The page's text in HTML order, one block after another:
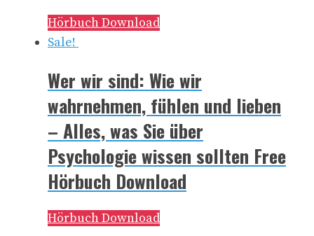
Hörbuch Download
Sale!
Wer wir sind: Wie wir
wahrnehmen, fühlen und lieben
– Alles, was Sie über
Psychologie wissen sollten Free
Hörbuch Download
Hörbuch Download